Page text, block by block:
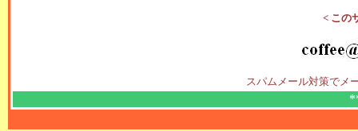
< この
スパムメール対策でメ